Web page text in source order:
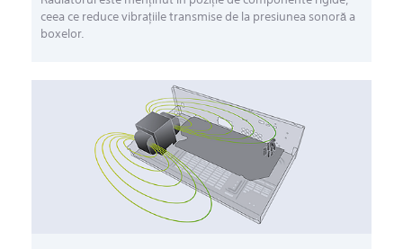
ceea ce reduce vibraţiile transmise de la presiunea sonoră a
boxelor.